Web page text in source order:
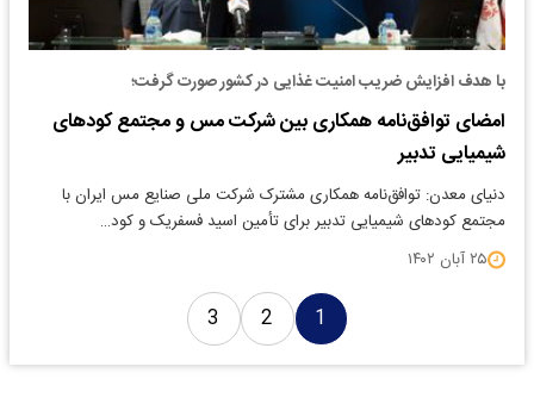
با هدف افزایش ضریب امنیت غذایی در کشور صورت گرفت؛
امضای توافق‌نامه همکاری بین شرکت مس و مجتمع کودهای
شیمیایی تدبیر
دنیای معدن: توافق‌نامه همکاری مشترک شرکت ملی صنایع مس ایران با
مجتمع کودهای شیمیایی تدبیر برای تأمین اسید فسفریک و کود…
۲۵ آبان ۱۴۰۲
1
2
3